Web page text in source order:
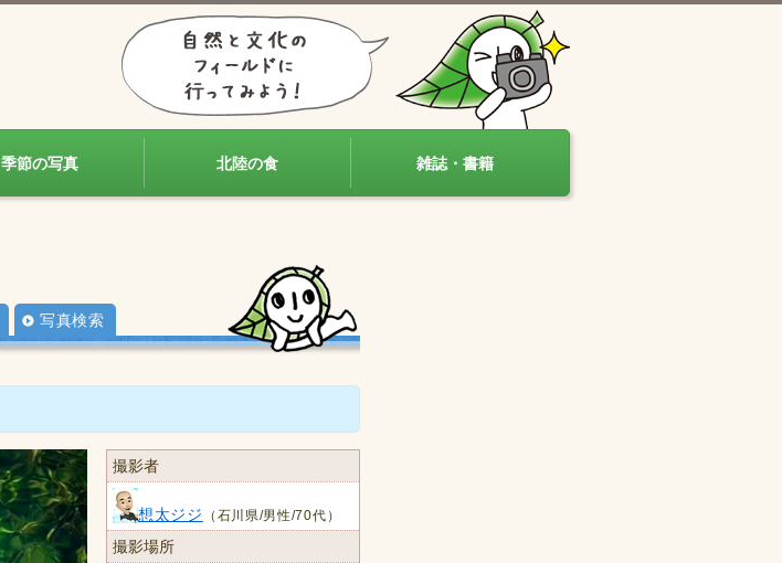
季節の写真 北陸の食 雑誌・書籍
写真検索
撮影者
想太ジジ （石川県/男性/70代）
撮影場所